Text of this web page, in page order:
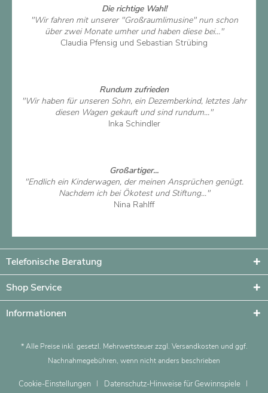
Die richtige Wahl!
"Wir fahren mit unserer "Großraumlimusine" nun schon
über zwei Monate umher und haben diese bei..."
Claudia Pfensig und Sebastian Strübing
Rundum zufrieden
"Wir haben für unseren Sohn, ein Dezemberkind, letztes Jahr
diesen Wagen gekauft und sind rundum..."
Inka Schindler
Großartiger...
"Endlich ein Kinderwagen, der meinen Ansprüchen genügt.
Nachdem ich bei Ökotest und Stiftung..."
Nina Rahlff
Telefonische Beratung
Shop Service
Informationen
* Alle Preise inkl. gesetzl. Mehrwertsteuer zzgl. Versandkosten und ggf.
Nachnahmegebühren, wenn nicht anders beschrieben
Cookie-Einstellungen Datenschutz-Hinweise für Gewinnspiele